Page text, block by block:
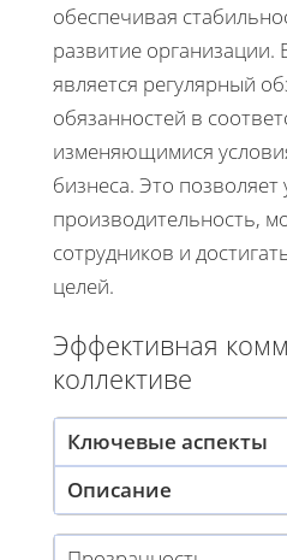
обеспечивая
развитие
является регулярный
обязанностей в
изменяющимися
бизнеса. Это позволяет
производительность,
сотрудников и
целей.
Эффективная
коллективе
Ключевые аспекты
Описание